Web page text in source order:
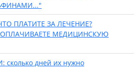
ПЛАТИТЕ ЗА ЛЕЧЕНИЕ?
МЕДИЦИНСКУЮ
дней их нужно